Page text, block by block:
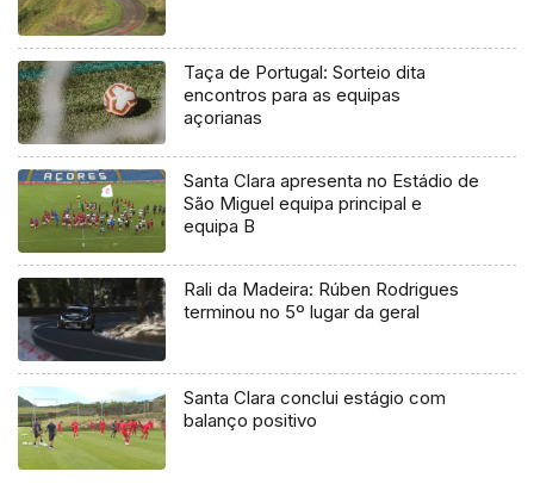
Taça de Portugal: Sorteio dita
encontros para as equipas
açorianas
Santa Clara apresenta no Estádio de
São Miguel equipa principal e
equipa B
Rali da Madeira: Rúben Rodrigues
terminou no 5º lugar da geral
Santa Clara conclui estágio com
balanço positivo